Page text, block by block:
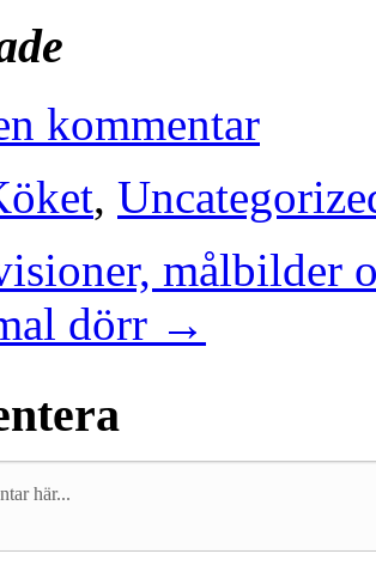
kommentar
,
målbilder
dörr →